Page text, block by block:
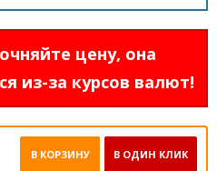
цену, она
из-за курсов валют!
В ОДИН КЛИК
В КОРЗИНУ